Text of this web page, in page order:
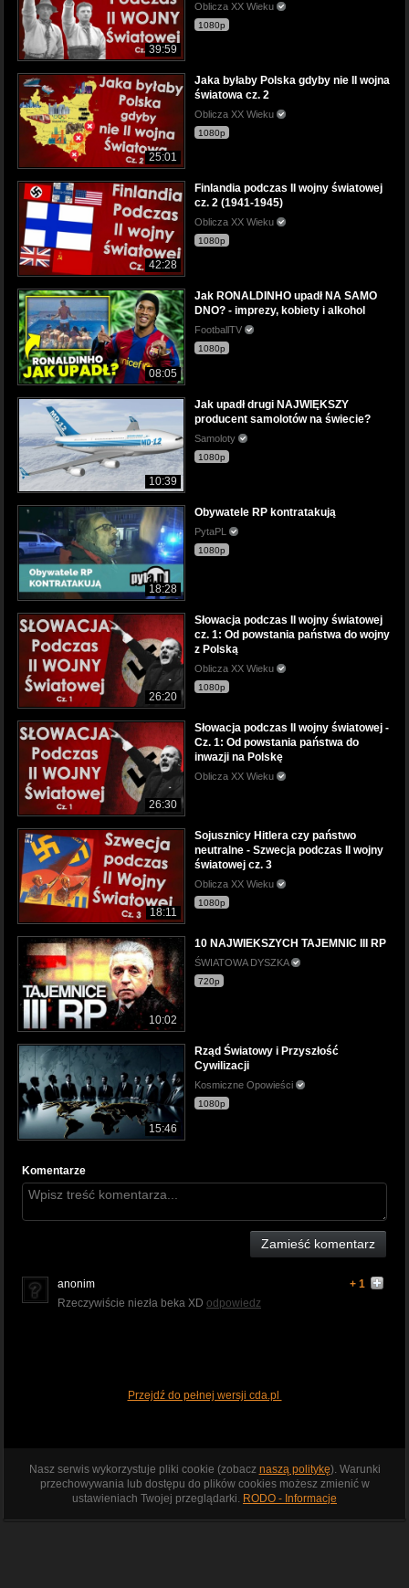
39:59
Oblicza XX Wieku
1080p
25:01
Jaka byłaby Polska gdyby nie II wojna
światowa cz. 2
Oblicza XX Wieku
1080p
42:28
Finlandia podczas II wojny światowej
cz. 2 (1941-1945)
Oblicza XX Wieku
1080p
08:05
Jak RONALDINHO upadł NA SAMO
DNO? - imprezy, kobiety i alkohol
FootballTV
1080p
10:39
Jak upadł drugi NAJWIĘKSZY
producent samolotów na świecie?
Samoloty
1080p
18:28
Obywatele RP kontratakują
PytaPL
1080p
26:20
Słowacja podczas II wojny światowej
cz. 1: Od powstania państwa do wojny
z Polską
Oblicza XX Wieku
1080p
26:30
Słowacja podczas II wojny światowej -
Cz. 1: Od powstania państwa do
inwazji na Polskę
Oblicza XX Wieku
18:11
Sojusznicy Hitlera czy państwo
neutralne - Szwecja podczas II wojny
światowej cz. 3
Oblicza XX Wieku
1080p
10:02
10 NAJWIEKSZYCH TAJEMNIC III RP
ŚWIATOWA DYSZKA
720p
15:46
Rząd Światowy i Przyszłość
Cywilizacji
Kosmiczne Opowieści
1080p
Komentarze
Zamieść komentarz
anonim
+ 1
Rzeczywiście niezła beka XD odpowiedz
Przejdź do pełnej wersji cda.pl
Nasz serwis wykorzystuje pliki cookie (zobacz naszą politykę). Warunki
przechowywania lub dostępu do plików cookies możesz zmienić w
ustawieniach Twojej przeglądarki. RODO - Informacje